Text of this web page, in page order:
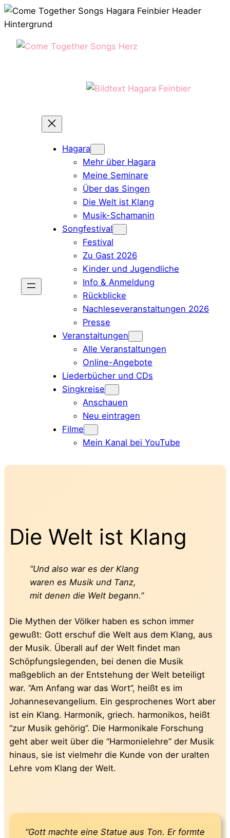
Zum
Inhalt
springen
Hagara
Mehr über Hagara
Meine Seminare
Über das Singen
Die Welt ist Klang
Musik-Schamanin
Songfestival
Festival
Zu Gast 2026
Kinder und Jugendliche
Info & Anmeldung
Rückblicke
Nachleseveranstaltungen 2026
Presse
Veranstaltungen
Alle Veranstaltungen
Online-Angebote
Liederbücher und CDs
Singkreise
Anschauen
Neu eintragen
Filme
Mein Kanal bei YouTube
Die Welt ist Klang
“Und also war es der Klang
waren es Musik und Tanz,
mit denen die Welt begann.”
Die Mythen der Völker haben es schon immer
gewußt: Gott erschuf die Welt aus dem Klang, aus
der Musik. Überall auf der Welt findet man
Schöpfungslegenden, bei denen die Musik
maßgeblich an der Entstehung der Welt beteiligt
war. “Am Anfang war das Wort”, heißt es im
Johannesevangelium. Ein gesprochenes Wort aber
ist ein Klang. Harmonik, griech. harmonikos, heißt
“zur Musik gehörig”. Die Harmonikale Forschung
geht aber weit über die “Harmonielehre” der Musik
hinaus, sie ist vielmehr die Kunde von der uralten
Lehre vom Klang der Welt.
“Gott machte eine Statue aus Ton. Er formte